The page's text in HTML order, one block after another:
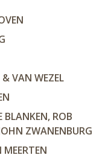
VAN WEZEL
BLANKEN, ROB
ZWANENBURG
MEERTEN